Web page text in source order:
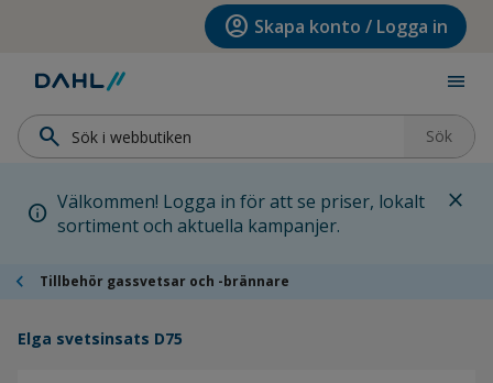
Hoppa till huvudinnehållet account_circle Skapa konto / Logga in
menu
search Sök
info Välkommen! Logga in för att se priser, lokalt
sortiment och aktuella kampanjer.
close
chevron_left Tillbehör gassvetsar och -brännare
Elga svetsinsats D75